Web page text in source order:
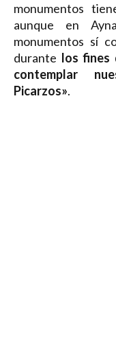
monumentos
aunque en
monumentos sí
durante los fines
contemplar
Picarzos».